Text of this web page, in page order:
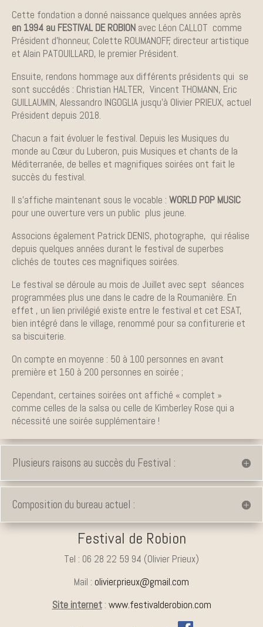
Cette fondation a donné naissance quelques années après
en 1994 au FESTIVAL DE ROBION avec Léon CALLOT comme
Président d’honneur, Colette ROUMANOFF, directeur artistique
et Alain PATOUILLARD, le premier Président.
Ensuite, rendons hommage aux différents présidents qui se
sont succédés : Christian HALTER, Vincent THOMANN, Eric
GUILLAUMIN, Alessandro INGOGLIA jusqu’à Olivier PRIEUX, actuel
Président depuis 2018.
Chacun a fait évoluer le festival. Depuis les Musiques du
monde au Cœur du Luberon, puis Musiques et chants de la
Méditerranée, de belles et magnifiques soirées ont fait le
succès du festival.
Il s’affiche maintenant sous le vocable : WORLD POP MUSIC
pour une ouverture vers un public plus jeune.
Associons également Patrick DENIS, photographe, qui réalise
depuis quelques années durant le festival de superbes
clichés de toutes ces magnifiques soirées.
Le festival se déroule au mois de Juillet avec sept séances
programmées plus une dans le cadre de la Roumanière. En
effet , un lien privilégié existe entre le festival et cet ESAT,
bien intégré dans le village, renommé pour sa confiturerie et
sa biscuiterie.
On compte en moyenne : 50 à 100 personnes en avant
première et 150 à 200 personnes en soirée ;
Cependant, certaines soirées ont affiché « complet »
comme celles de la salsa ou celle de Kimberley Rose qui a
nécessité une soirée supplémentaire !
Plusieurs raisons au succès du Festival :
Composition du bureau actuel :
Festival de Robion
Tel : 06 28 22 59 94 (Olivier Prieux)
Mail : olivier.prieux@gmail.com
Site internet: www.festivalderobion.com